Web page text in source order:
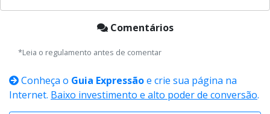
Comentários
*Leia o regulamento antes de comentar
Conheça o Guia Expressãoe crie sua página na
Internet. Baixo investimento e alto poder de conversão.